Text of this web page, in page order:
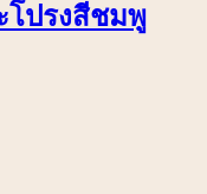
โปรงสีชมพู